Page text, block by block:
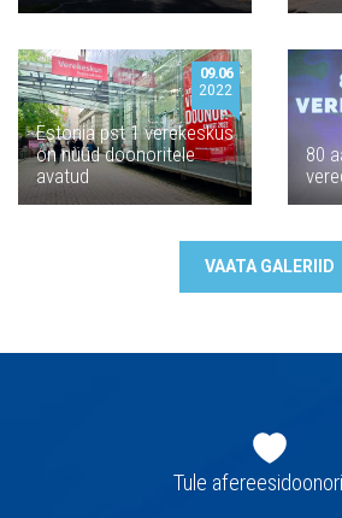
Estonia pst 1 verekeskus
on nüüd doonoritele
avatud
09.06
2022
80
VAATA GALERIID
navigatsioon
Tule